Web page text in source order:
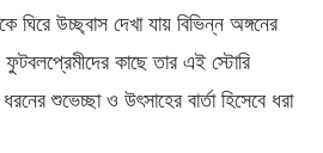
ঘিরে উচ্ছ্বাস দেখা যায় বিভিন্ন অঙ্গনের
কাছে তার এই স্টোরি
শুভেচ্ছা ও উৎসাহের বার্তা হিসেবে ধরা